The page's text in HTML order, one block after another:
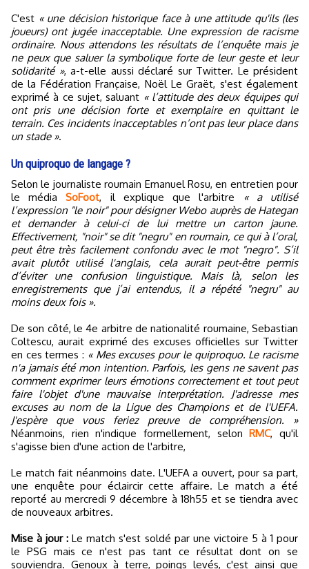
C'est « une décision historique face à une attitude qu'ils (les
joueurs) ont jugée inacceptable. Une expression de racisme
ordinaire. Nous attendons les résultats de l’enquête mais je
ne peux que saluer la symbolique forte de leur geste et leur
solidarité », a-t-elle aussi déclaré sur Twitter. Le président
de la Fédération Française, Noël Le Graët, s'est également
exprimé à ce sujet, saluant « l’attitude des deux équipes qui
ont pris une décision forte et exemplaire en quittant le
terrain. Ces incidents inacceptables n’ont pas leur place dans
un stade ».
Un quiproquo de langage ?
Selon le journaliste roumain Emanuel Rosu, en entretien pour
le médiaSoFoot, il explique que l'arbitre
« a utilisé
l’expression "le noir" pour désigner Webo auprès de Hategan
et demander à celui-ci de lui mettre un carton jaune.
Effectivement, "noir" se dit "negru" en roumain, ce qui à l’oral,
peut être très facilement confondu avec le mot "negro". S’il
avait plutôt utilisé l'anglais, cela aurait peut-être permis
d’éviter une confusion linguistique. Mais là, selon les
enregistrements que j’ai entendus, il a répété "negru" au
moins deux fois ».
De son côté, le 4e arbitre de nationalité roumaine, Sebastian
Coltescu, aurait exprimé des excuses officielles sur Twitter
en ces termes : « Mes excuses pour le quiproquo. Le racisme
n'a jamais été mon intention. Parfois, les gens ne savent pas
comment exprimer leurs émotions correctement et tout peut
faire l'objet d'une mauvaise interprétation. J'adresse mes
excuses au nom de la Ligue des Champions et de l'UEFA.
J'espère que vous feriez preuve de compréhension. »
Néanmoins, rien n'indique formellement, selon RMC, qu'il
s'agisse bien d'une action de l'arbitre,
Le match fait néanmoins date. L'UEFA a ouvert, pour sa part,
une enquête pour éclaircir cette affaire. Le match a été
reporté au mercredi 9 décembre à 18h55 et se tiendra avec
de nouveaux arbitres.
Mise à jour : Le match s'est soldé par une victoire 5 à 1 pour
le PSG mais ce n'est pas tant ce résultat dont on se
souviendra. Genoux à terre, poings levés, c'est ainsi que